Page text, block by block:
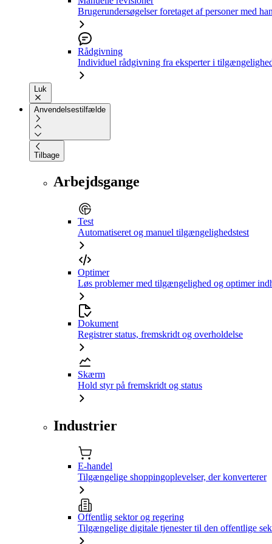
Brugerundersøgelser foretaget af personer med
Rådgivning
Individuel rådgivning fra eksperter i
Luk
Anvendelsestilfælde
Tilbage
Arbejdsgange
Test
Automatiseret og manuel tilgængelighedstest
Optimer
Løs problemer med tilgængelighed og optimer
Dokument
Registrer status, fremskridt og overholdelse
Skærm
Hold styr på fremskridt og status
Industrier
E-handel
Tilgængelige shoppingoplevelser, der konverterer
Offentlig sektor og regering
Tilgængelige digitale tjenester til den offentlige